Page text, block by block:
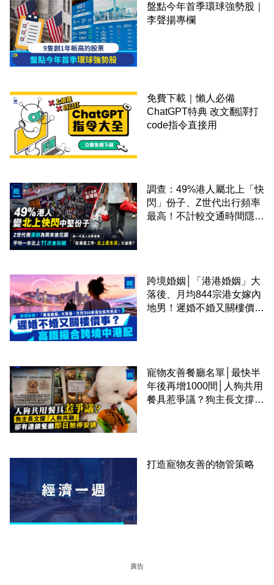
盤點今年首季環球強勢股｜
李聲揚專欄
免費下載｜懶人必備
ChatGPT特典 改文翻譯打
code指令直接用
調查：49%港人屬北上「快
閃」份子、Z世代出行頻率
最高！不計較交通時間隱形
跨境婚姻│「港港婚姻」大
落後、月均844宗港女嫁內
地男！遲婚不婚又關樓價
寵物友善餐廳名單│最快半
年後再增1000間│人狗共用
餐具惹爭議？狗主長文撐
打造寵物友善的物管策略
廣告